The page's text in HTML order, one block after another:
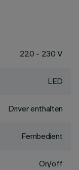
220 - 230 V
LED
Driver enthalten
Fernbedient
On/off